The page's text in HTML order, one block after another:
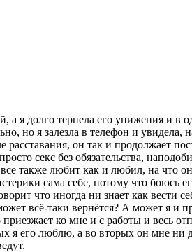
я долго терпела его унижения и в
но я залезла в телефон и
он так и продолжает
секс без обязательства,
также любит как и любил, на что
сама себе, потому что боюсь
что иногда ни знает как вести
всё-таки вернётся? А может я и
ко мне и с работы и весь
я его люблю, а во вторых он мне